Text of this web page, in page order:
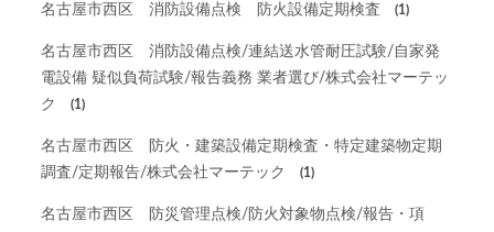
名古屋市西区 消防設備点検 防火設備定期検査 (1)
名古屋市西区 消防設備点検/連結送水管耐圧試験/自家発
電設備 疑似負荷試験/報告義務 業者選び/株式会社マーテッ
ク
(1)
名古屋市西区 防火・建築設備定期検査・特定建築物定期
調査/定期報告/株式会社マーテック
(1)
名古屋市西区 防災管理点検/防火対象物点検/報告・項